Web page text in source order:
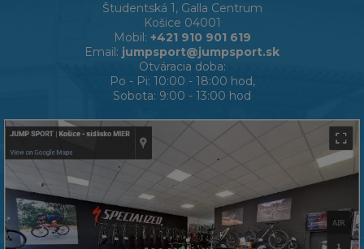
Študentská 1, Galla Centrum
Košice 04001
Mobil: +421 910 901 619
Email: jumpsport@jumpsport.sk
Otváracia doba:
Po - Pi: 10:00 - 18:00 hod,
Sobota: 9:00 - 13:00 hod